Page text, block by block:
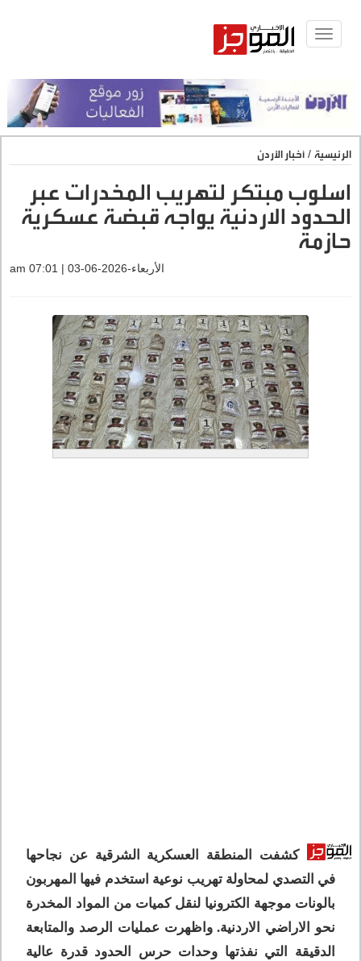
Toggle
الرئيسية / أخبار الأردن
اسلوب مبتكر لتهريب المخدرات عبر
الحدود الاردنية يواجه قبضة عسكرية
حازمة
الأربعاء-2026-06-03 | 07:01 am
كشفت المنطقة العسكرية الشرقية عن نجاحها
في التصدي لمحاولة تهريب نوعية استخدم فيها المهربون
بالونات موجهة الكترونيا لنقل كميات من المواد المخدرة
نحو الاراضي الاردنية. واظهرت عمليات الرصد والمتابعة
الدقيقة التي نفذتها وحدات حرس الحدود قدرة عالية